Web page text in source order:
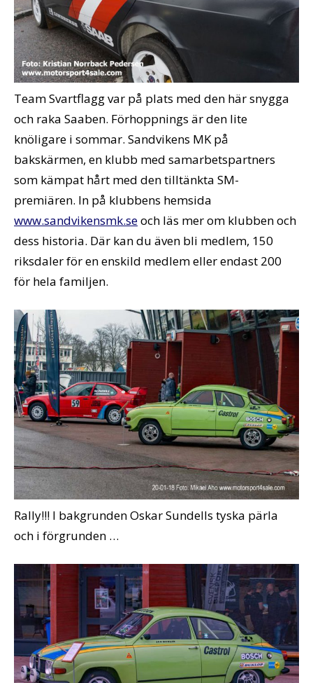
Team Svartflagg var på plats med den här snygga
och raka Saaben. Förhoppnings är den lite
knöligare i sommar. Sandvikens MK på
bakskärmen, en klubb med samarbetspartners
som kämpat hårt med den tilltänkta SM-
premiären. In på klubbens hemsida
www.sandvikensmk.seoch läs mer om klubben och
dess historia. Där kan du även bli medlem, 150
riksdaler för en enskild medlem eller endast 200
för hela familjen.
Rally!!! I bakgrunden Oskar Sundells tyska pärla
och i förgrunden …